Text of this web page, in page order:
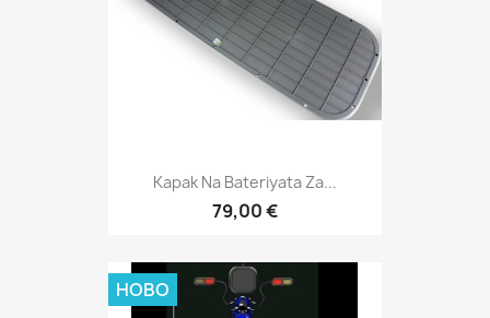
Kapak Na Bateriyata Za...
79,00 €
НОВО